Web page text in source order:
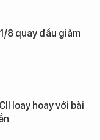
8 quay đầu giảm
loay hoay với bài